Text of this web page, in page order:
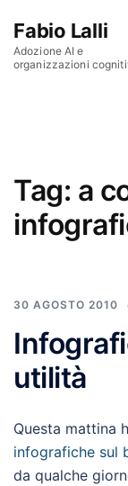
Fabio Lalli
Adozione AI e
organizzazioni
Tag: a
30 AGOSTO 2010
utilità
Questa mattina
infografiche sul
da qualche